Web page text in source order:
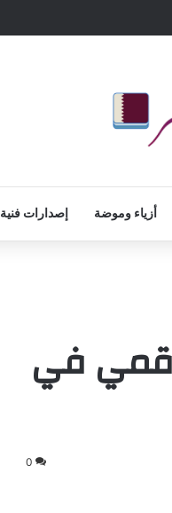
أزياء وموضة إصدارات فنية
في
0